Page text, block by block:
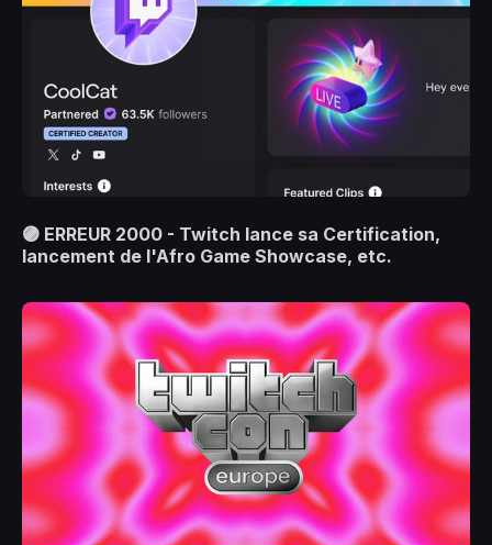
🟣 ERREUR 2000 - Twitch lance sa Certification,
lancement de l'Afro Game Showcase, etc.